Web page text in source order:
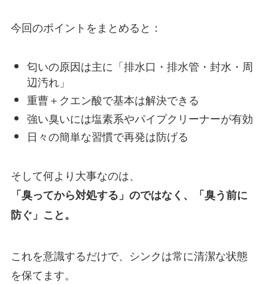
今回のポイントをまとめると：
匂いの原因は主に「排水口・排水管・封水・周
辺汚れ」
重曹＋クエン酸で基本は解決できる
強い臭いには塩素系やパイプクリーナーが有効
日々の簡単な習慣で再発は防げる
そして何より大事なのは、
「臭ってから対処する」のではなく、「臭う前に
防ぐ」こと。
これを意識するだけで、シンクは常に清潔な状態
を保てます。